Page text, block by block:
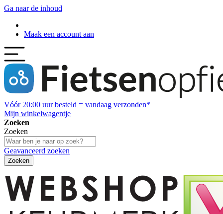
Ga naar de inhoud
Maak een account aan
Vóór 20:00 uur besteld = vandaag verzonden*
Mijn winkelwagentje
Zoeken
Zoeken
Geavanceerd zoeken
Zoeken